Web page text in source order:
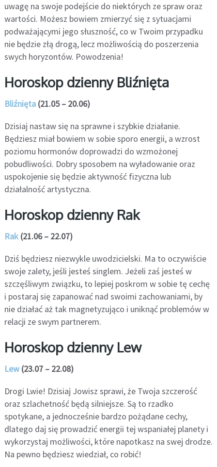
uwagę na swoje podejście do niektórych ze spraw oraz
wartości. Możesz bowiem zmierzyć się z sytuacjami
podważającymi jego słuszność, co w Twoim przypadku
nie będzie złą drogą, lecz możliwością do poszerzenia
swych horyzontów. Powodzenia!
Horoskop dzienny Bliźnięta
Bliźnięta(21.05 – 20.06)
Dzisiaj nastaw się na sprawne i szybkie działanie.
Będziesz miał bowiem w sobie sporo energii, a wzrost
poziomu hormonów doprowadzi do wzmożonej
pobudliwości. Dobry sposobem na wyładowanie oraz
uspokojenie się będzie aktywność fizyczna lub
działalność artystyczna.
Horoskop dzienny Rak
Rak(21.06 – 22.07)
Dziś będziesz niezwykle uwodzicielski. Ma to oczywiście
swoje zalety, jeśli jesteś singlem. Jeżeli zaś jesteś w
szczęśliwym związku, to lepiej poskrom w sobie tę cechę
i postaraj się zapanować nad swoimi zachowaniami, by
nie działać aż tak magnetyzująco i uniknąć problemów w
relacji ze swym partnerem.
Horoskop dzienny Lew
Lew(23.07 – 22.08)
Drogi Lwie! Dzisiaj Jowisz sprawi, że Twoja szczerość
oraz szlachetność będą silniejsze. Są to rzadko
spotykane, a jednocześnie bardzo pożądane cechy,
dlatego daj się prowadzić energii tej wspaniałej planety i
wykorzystaj możliwości, które napotkasz na swej drodze.
Na pewno będziesz wiedział, co robić!